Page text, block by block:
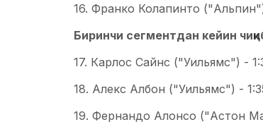
16. Франко Колапинто
Биринчи сегментдан кейин
17. Карлос Сайнс ("Уильямс") -
18. Алекс Албон ("Уильямс") -
19. Фернандо Алонсо ("Астон